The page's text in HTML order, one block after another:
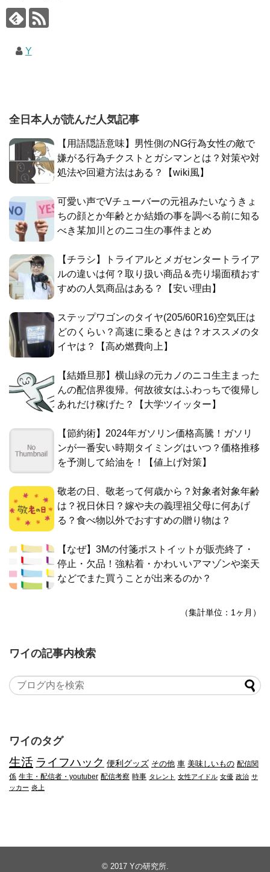
Y
全日本人が読んだ人気記事
【用語隠語意味】男性側のNG行為女性の敵で
嫌がる行為チクストとガシマンとは？対策や対
処法や回避方法はある？【wiki風】
可愛い声でVチューバーの元祖みたいなうきょ
ちの顔とか年齢とか結婚の事を調べる前に知る
べき某加川とのニコ生の事件まとめ
【チラシ】トライアルとメガセンタートライア
ルの違いは何？取り扱い商品＆売り場面積おす
すめの人気商品はある？【安い理由】
ステップワゴンのタイヤ(205/60R16)空気圧は
どのくらい？高速に乗るときは？オススメのタ
イヤは？【高め燃費向上】
【結婚旦那】横山緑の元カノのニコ生主まった
んの配信界復帰。何故彼女はふわっちで復帰し
あれだけ稼げた？【大学ツイッター】
【節約術】2024年ガソリン価格高騰！ガソリ
ンが一番安い時期タイミングはいつ？価格推移
を予測して給油を！【値上げ対策】
敬老の日、敬老って何歳から？対象者対象年齢
は？祝日休日？嫁や夫の義理祖父母に何あげ
る？食べ物以外でおすすめの贈り物は？
【なぜ】3Mの付箋ポストイットが販売終了・
停止・欠品！強粘着・かわいいアマゾンや楽天
などでまた買うことが出来るのか？
（集計単位：1ヶ月）
ワイの記事内検索
ワイのタグ
生活 ライフハック 便利グッズ その他 車 美味しいもの 配信関
係 生主・配信者・youtuber 配信考察 時事 タレント 女性アイドル 女優 政治 サ
ッカー 炎上
© 2017 Yの研究所.